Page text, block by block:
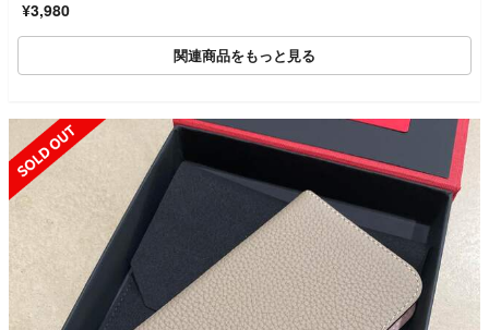
¥3,980
関連商品をもっと見る
SOLD OUT